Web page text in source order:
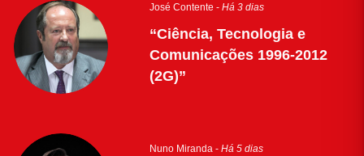
José Contente - Há 3 dias
“Ciência, Tecnologia e
Comunicações 1996-2012
(2G)”
Nuno Miranda - Há 5 dias